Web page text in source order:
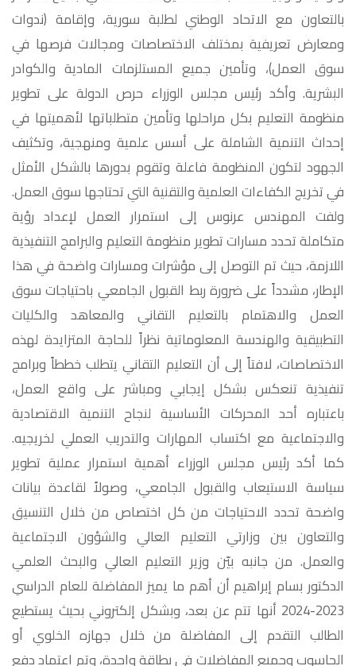
بالتعاون مع الاتحاد الوطني لطلبة سورية، وإقامة (ندوات
ومعارض تعريفية بمختلف الاختصاصات ومجالات فرصها في
سوق العمل)، وتأمين جميع المستلزمات المادية والكوادر
البشرية. وأكد رئيس مجلس الوزراء حرص الدولة على تطوير
منظومة التعليم بكل مراحلها وتأمين متطلباتها لأهميتها في
إحداث التنمية الشاملة على أسس علمية ومنهجية، وتكثيف
الجهود لتكون المنظومة فاعلة وتقوم بدورها بالشكل الأمثل
في تخريج الكفاءات العلمية والتقنية التي تحتاجها سوق العمل.
ولفت المهندس عرنوس إلى استمرار العمل لإعداد رؤية
متكاملة تحدد مسارات تطوير منظومة التعليم والبرامج التنفيذية
اللازمة، حيث تم التوصل إلى مؤشرات ومسارات واضحة في هذا
الإطار، مشدداً على ضرورة ربط القبول الجامعي باحتياجات سوق
العمل والاهتمام بالتعليم التقاني والمعاهد والكليات
التطبيقية والهندسة المعلوماتية نظراً للحاجة المتزايدة لهذه
الاختصاصات، لافتاً إلى أن التعليم التقاني يتطلب خططاً وبرامج
تنفيذية تنعكس بشكل إيجابي ومباشر على واقع العمل،
باعتباره أحد المحركات الأساسية لنجاح التنمية الاقتصادية
والاجتماعية مع اكتساب المهارات والتدريب العملي لخريجيه.
كما أكد رئيس مجلس الوزراء أهمية استمرار عملية تطوير
سياسة الاستيعاب والقبول الجامعي، وصولاً لقاعدة بيانات
واضحة تحدد الاحتياجات من كل اختصاص من خلال التنسيق
والتعاون بين وزارتي التعليم العالي والشؤون الاجتماعية
والعمل. من جانبه بيّن وزير التعليم العالي والبحث العلمي
الدكتور بسام إبراهيم أن أهم ما يميز المفاضلة للعام الدراسي
2023-2024 أنها تتم عن بعد، وبشكل إلكتروني بحيث يستطيع
الطالب التقدم إلى المفاضلة من خلال جهازه الخلوي أو
الحاسوب وجميع المفاضلات في بطاقة واحدة، وتم اعتماد دفع